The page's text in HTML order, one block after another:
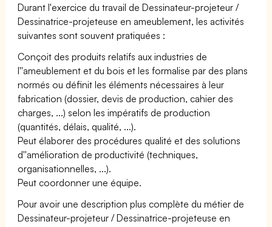
Durant l'exercice du travail de Dessinateur-projeteur /
Dessinatrice-projeteuse en ameublement, les activités
suivantes sont souvent pratiquées :
Conçoit des produits relatifs aux industries de
l''ameublement et du bois et les formalise par des plans
normés ou définit les éléments nécessaires à leur
fabrication (dossier, devis de production, cahier des
charges, ...) selon les impératifs de production
(quantités, délais, qualité, ...).
Peut élaborer des procédures qualité et des solutions
d''amélioration de productivité (techniques,
organisationnelles, ...).
Peut coordonner une équipe.
Pour avoir une description plus complète du métier de
Dessinateur-projeteur / Dessinatrice-projeteuse en